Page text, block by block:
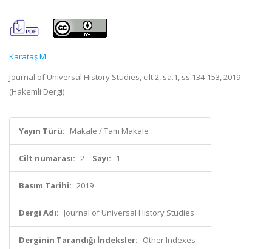
Karataş M.
Journal of Universal History Studies, cilt.2, sa.1, ss.134-153, 2019
(Hakemli Dergi)
Yayın Türü: Makale / Tam Makale
Cilt numarası: 2 Sayı: 1
Basım Tarihi: 2019
Dergi Adı: Journal of Universal History Studies
Derginin Tarandığı İndeksler: Other Indexes